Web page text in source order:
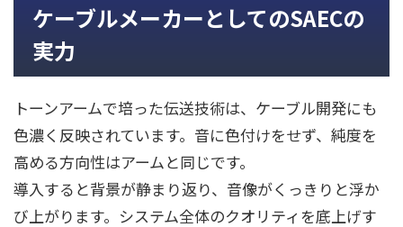
ケーブルメーカーとしてのSAECの
実力
トーンアームで培った伝送技術は、ケーブル開発にも
色濃く反映されています。音に色付けをせず、純度を
高める方向性はアームと同じです。
導入すると背景が静まり返り、音像がくっきりと浮か
び上がります。システム全体のクオリティを底上げす